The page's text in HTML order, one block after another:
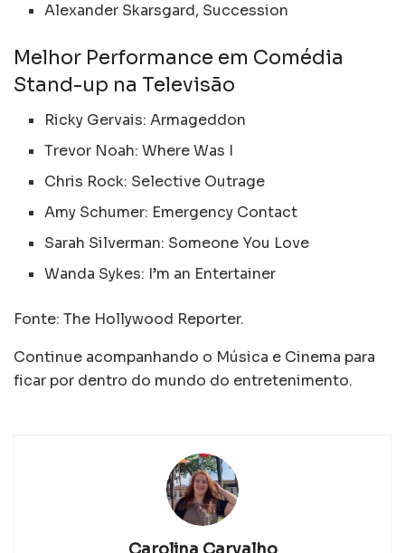
Alexander Skarsgard, Succession
Melhor Performance em Comédia
Stand-up na Televisão
Ricky Gervais: Armageddon
Trevor Noah: Where Was I
Chris Rock: Selective Outrage
Amy Schumer: Emergency Contact
Sarah Silverman: Someone You Love
Wanda Sykes: I’m an Entertainer
Fonte: The Hollywood Reporter.
Continue acompanhando o Música e Cinema para
ficar por dentro do mundo do entretenimento.